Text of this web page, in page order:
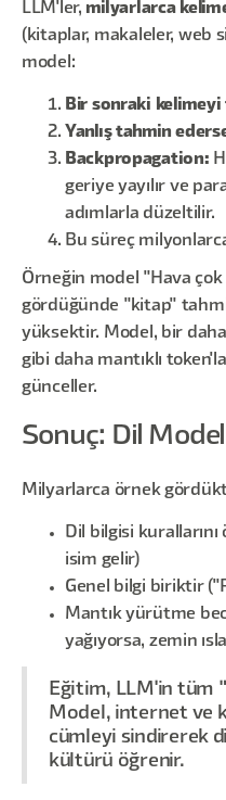
LLM'ler, milyarlarca
(kitaplar, makaleler, web
model:
Bir sonraki kelimeyi
Yanlış tahmin
Backpropagation:
geriye yayılır ve
adımlarla düzeltilir.
Bu süreç
Örneğin model "Hava çok
gördüğünde "kitap"
yüksektir. Model, bir
gibi daha mantıklı
günceller.
Sonuç: Dil
Milyarlarca örnek
Dil bilgisi
isim gelir)
Genel bilgi biriktir
Mantık yürütme
yağıyorsa, zemin
Eğitim, LLM'in tüm
Model, internet ve
cümleyi sindirerek
kültürü öğrenir.